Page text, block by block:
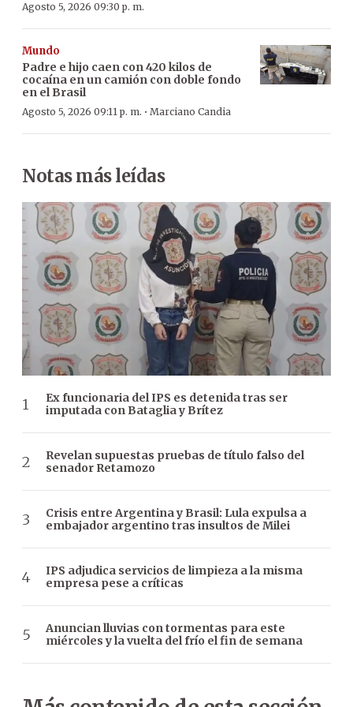
Agosto 5, 2026 09:30 p. m.
Mundo
Padre e hijo caen con 420 kilos de
cocaína en un camión con doble fondo
en el Brasil
Agosto 5, 2026 09:11 p. m. · Marciano Candia
Notas más leídas
Ex funcionaria del IPS es detenida tras ser
imputada con Bataglia y Brítez
Revelan supuestas pruebas de título falso del
senador Retamozo
Crisis entre Argentina y Brasil: Lula expulsa a
embajador argentino tras insultos de Milei
IPS adjudica servicios de limpieza a la misma
empresa pese a críticas
Anuncian lluvias con tormentas para este
miércoles y la vuelta del frío el fin de semana